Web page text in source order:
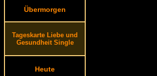
Übermorgen
Tageskarte Liebe und
Gesundheit Single
Heute